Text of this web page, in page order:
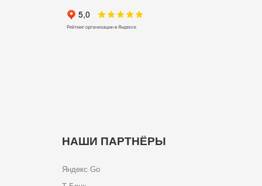
НАШИ ПАРТНЁРЫ
Яндекс Go